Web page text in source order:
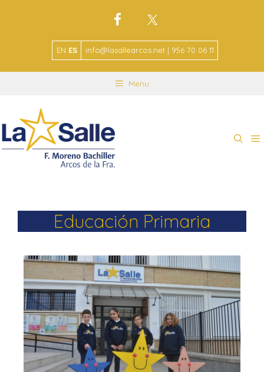
EN ES info@lasallearcos.net | 956 70 06 11
Menu
Educación Primaria